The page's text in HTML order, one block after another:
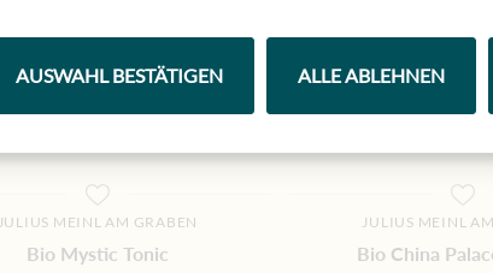
JULIUS MEINL AM GRABEN
Bio Mystic Tonic
JULIUS MEINL
Bio China
AUSWAHL BESTÄTIGEN ALLE ABLEHNEN